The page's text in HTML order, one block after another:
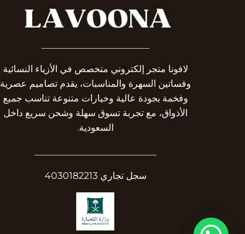
لافونا متجر إلكتروني متخصص في الأزياء النسائية
وفساتين السهرة والمناسبات، يقدم تصاميم عصرية
وفخمة بجودة عالية وخيارات متنوعة تناسب جميع
الأذواق، مع تجربة تسوق سهلة وشحن سريع داخل
السعودية.
سجل تجاري 4030182213